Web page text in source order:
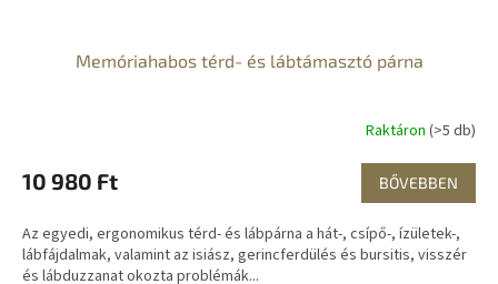
Memóriahabos térd- és lábtámasztó párna
Raktáron (>5 db)
10 980 Ft BŐVEBBEN
Az egyedi, ergonomikus térd- és lábpárna a hát-, csípő-, ízületek-,
lábfájdalmak, valamint az isiász, gerincferdülés és bursitis, visszér
és lábduzzanat okozta problémák...